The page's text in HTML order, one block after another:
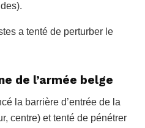
.
a tenté de perturber le
de l’armée belge
la barrière d’entrée de la
centre) et tenté de pénétrer